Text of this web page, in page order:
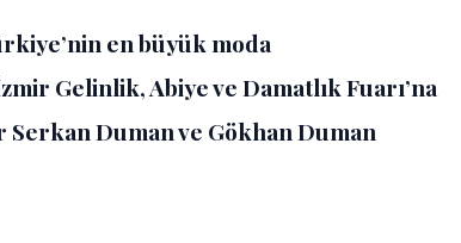
en büyük moda
Gelinlik, Abiye ve Damatlık Fuarı’na
Serkan Duman ve Gökhan Duman